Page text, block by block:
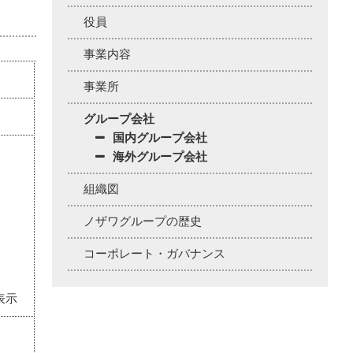
役員
事業内容
事業所
グループ会社
国内グループ会社
海外グループ会社
組織図
ノザワグループの歴史
コーポレート・ガバナンス
示